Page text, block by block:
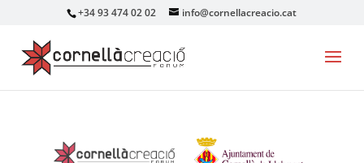
+34 93 474 02 02 info@cornellacreacio.cat